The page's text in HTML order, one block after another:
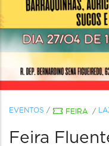
EVENTOS / FEIRA /
Feira